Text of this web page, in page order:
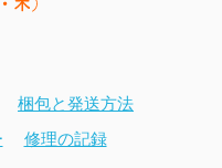
梱包と発送方法
修理の記録